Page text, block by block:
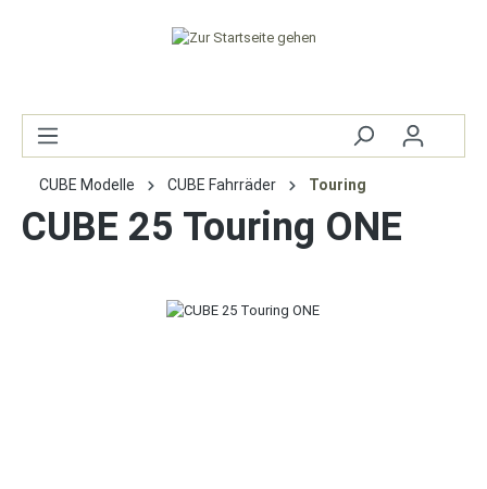
CUBE Modelle CUBE Fahrräder Touring
CUBE 25 Touring ONE